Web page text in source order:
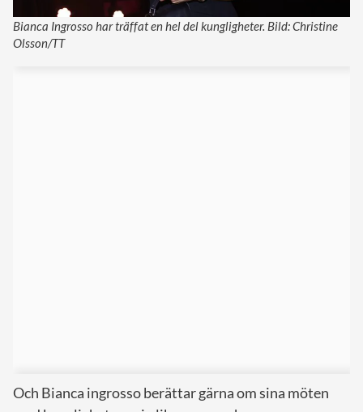
Bianca Ingrosso har träffat en hel del kungligheter. Bild: Christine
Olsson/TT
Och Bianca ingrosso berättar gärna om sina möten